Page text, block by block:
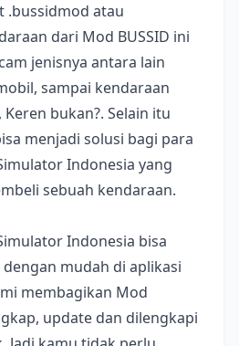
.bussidmod atau
dari Mod BUSSID ini
jenisnya antara lain
sampai kendaraan
bukan?. Selain itu
menjadi solusi bagi para
Indonesia yang
sebuah kendaraan.
Indonesia bisa
mudah di aplikasi
membagikan Mod
update dan dilengkapi